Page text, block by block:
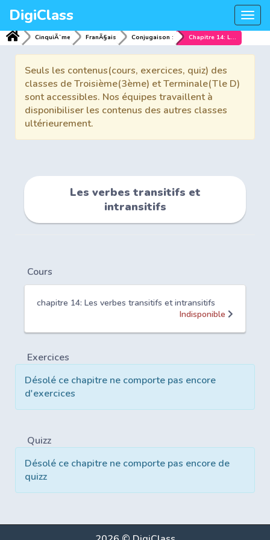
DigiClass
CinquiÃ¨me FranÃ§ais Conjugaison : Chapitre 14: Les verbes transitifs et intransitifs
Seuls les contenus(cours, exercices, quiz) des
classes de Troisième(3ème) et Terminale(Tle D)
sont accessibles. Nos équipes travaillent à
disponibiliser les contenus des autres classes
ultérieurement.
Les verbes transitifs et
intransitifs
Cours
chapitre 14: Les verbes transitifs et intransitifs
Indisponible
Exercices
Désolé ce chapitre ne comporte pas encore
d'exercices
Quizz
Désolé ce chapitre ne comporte pas encore de
quizz